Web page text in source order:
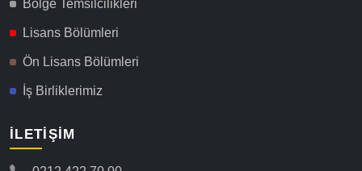
Bölge Temsilcilikleri
Lisans Bölümleri
Ön Lisans Bölümleri
İş Birliklerimiz
İLETIŞIM